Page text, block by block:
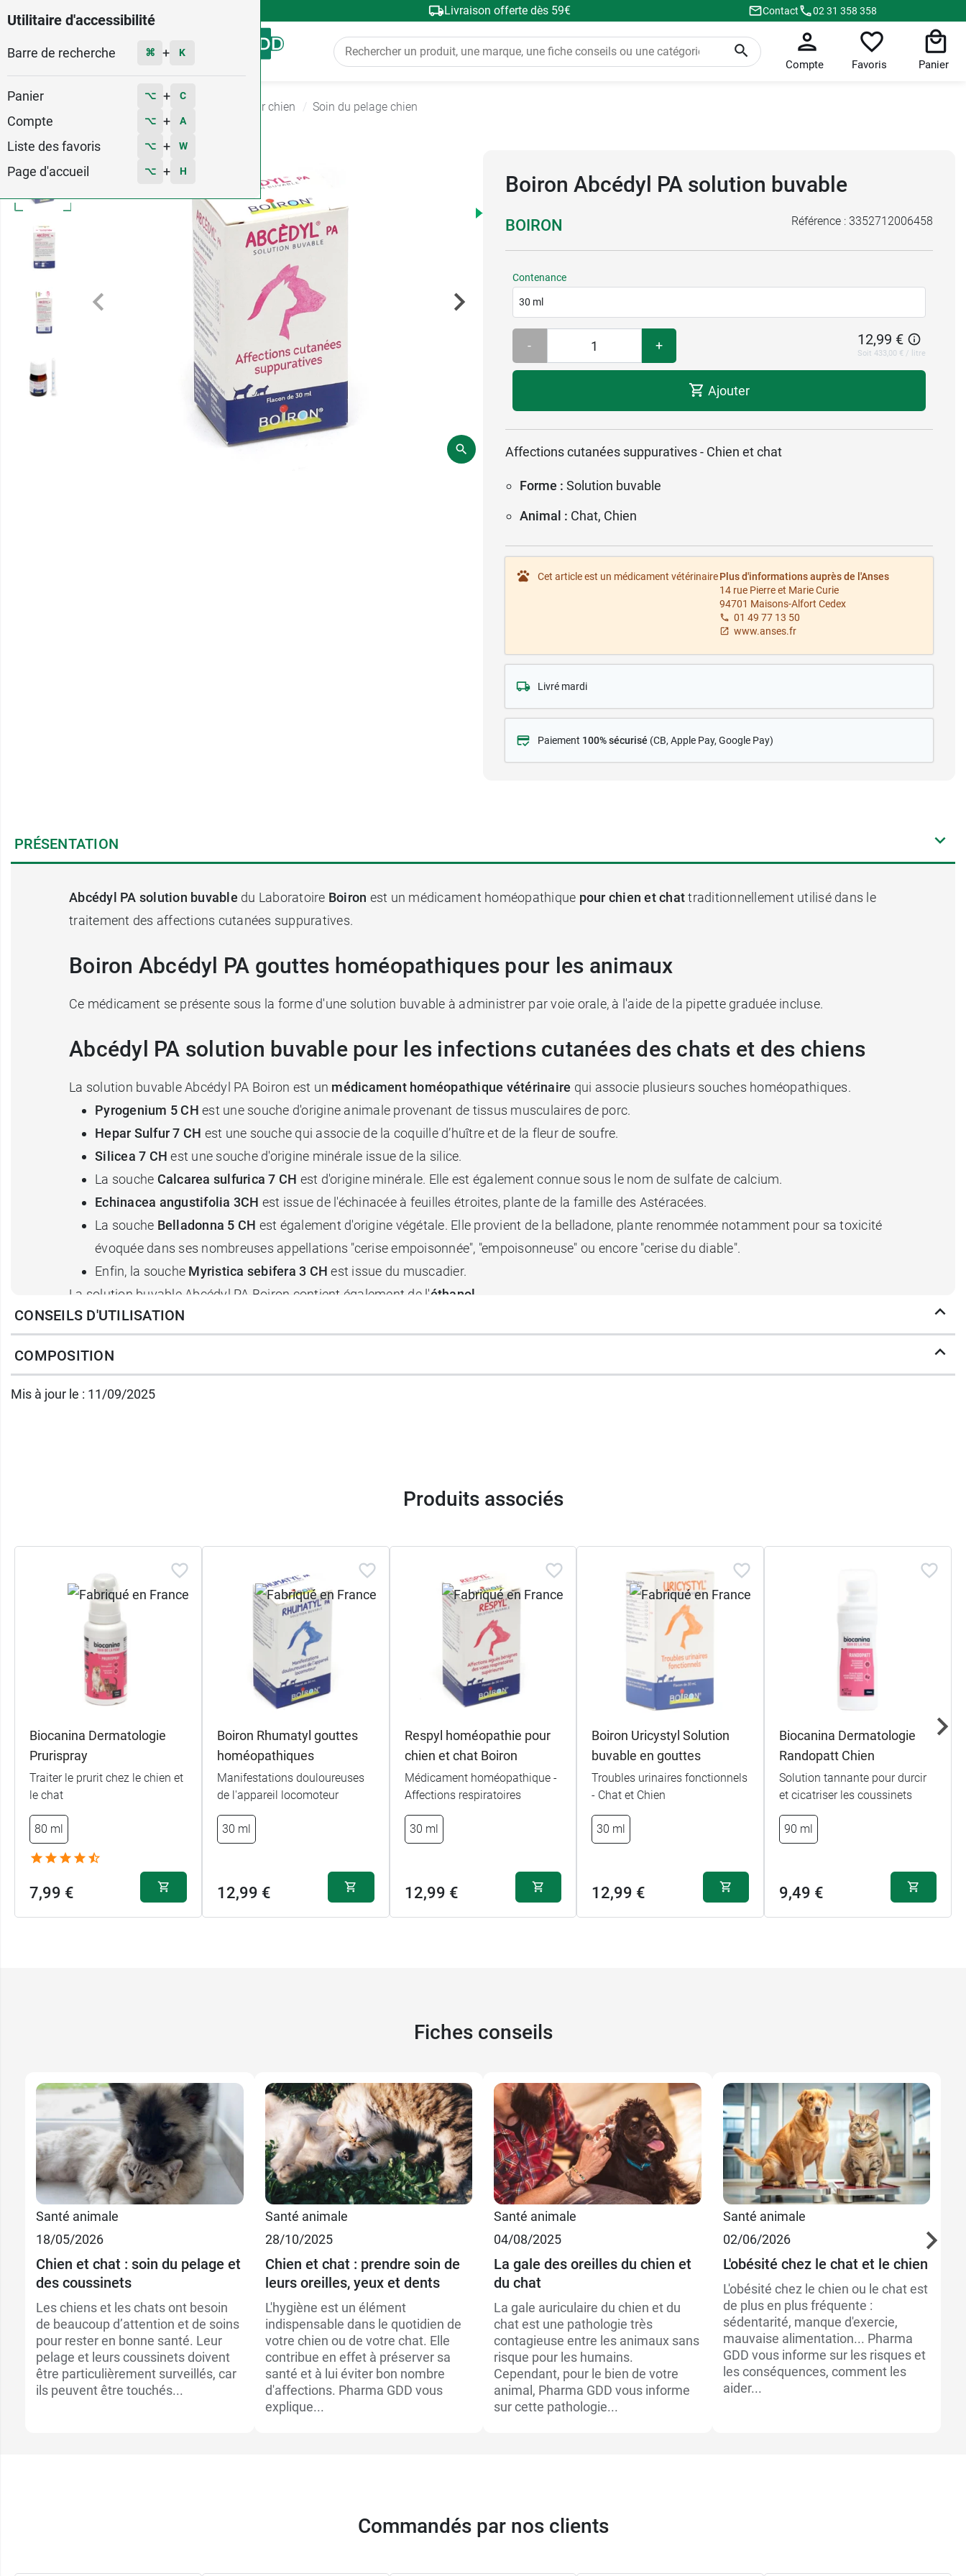
Utilitaire d'accessibilité
Barre de recherche ⌘ + K
Panier ⌥ + C
Compte ⌥ + A
Liste des favoris ⌥ + W
Page d'accueil ⌥ + H
Livraison offerte dès 59€ Contact 02 31 358 358
Menu
Compte Favoris Panier
Produits vétérinaires pour chien Soin du pelage chien
Boiron Abcédyl PA solution buvable
BOIRON Référence : 3352712006458
Contenance
30 ml
- + 12,99 €
Soit 433,00 € / litre
Ajouter
Affections cutanées suppuratives - Chien et chat
Forme : Solution buvable
Animal : Chat, Chien
Cet article est un médicament vétérinairePlus d'informations auprès de l'Anses
14 rue Pierre et Marie Curie
94701 Maisons-Alfort Cedex
01 49 77 13 50
www.anses.fr
Livré mardi
Paiement 100% sécurisé (CB, Apple Pay, Google Pay)
PRÉSENTATION
Abcédyl PA solution buvable du Laboratoire Boiron est un médicament homéopathique pour chien et chattraditionnellement utilisé dans le
traitement des affections cutanées suppuratives.
Boiron Abcédyl PA gouttes homéopathiques pour les animaux
Ce médicament se présente sous la forme d'une solution buvable à administrer par voie orale, à l'aide de la pipette graduée incluse.
Abcédyl PA solution buvable pour les infections cutanées des chats et des chiens
La solution buvable Abcédyl PA Boiron est un médicament homéopathique vétérinaire qui associe plusieurs souches homéopathiques.
Pyrogenium 5 CH est une souche d'origine animale provenant de tissus musculaires de porc.
Hepar Sulfur 7 CH est une souche qui associe de la coquille d’huître et de la fleur de soufre.
Silicea 7 CH est une souche d'origine minérale issue de la silice.
La souche Calcarea sulfurica 7 CH est d'origine minérale. Elle est également connue sous le nom de sulfate de calcium.
Echinacea angustifolia 3CH est issue de l'échinacée à feuilles étroites, plante de la famille des Astéracées.
La souche Belladonna 5 CH est également d'origine végétale. Elle provient de la belladone, plante renommée notamment pour sa toxicité
évoquée dans ses nombreuses appellations "cerise empoisonnée", "empoisonneuse" ou encore "cerise du diable".
Enfin, la souche Myristica sebifera 3 CH est issue du muscadier.
La solution buvable Abcédyl PA Boiron contient également de l'éthanol
Le Laboratoire Boiron est spécialisé dans l'homéopathie. Il propose d'ailleurs plusieurs médicaments homéopathiques à usage vétérinaire,
comme la
votre pharmacien ou à votre vétérinaire afin d'en déterminer l'indication et la posologie adaptée.
CONSEILS D'UTILISATION
COMPOSITION
Mis à jour le : 11/09/2025
Produits associés
Biocanina Dermatologie
Prurispray
Traiter le prurit chez le chien et
le chat
80 ml
7,99 €
Boiron Rhumatyl gouttes
homéopathiques
Manifestations douloureuses
de l'appareil locomoteur
30 ml
12,99 €
Respyl homéopathie pour
chien et chat Boiron
Médicament homéopathique -
Affections respiratoires
30 ml
12,99 €
Boiron Uricystyl Solution
buvable en gouttes
Troubles urinaires fonctionnels
- Chat et Chien
30 ml
12,99 €
Biocanina Dermatologie
Randopatt Chien
Solution tannante pour durcir
et cicatriser les coussinets
90 ml
9,49 €
Fiches conseils
Santé animale
18/05/2026
Chien et chat : soin du pelage et
des coussinets
Les chiens et les chats ont besoin
de beaucoup d’attention et de soins
pour rester en bonne santé. Leur
pelage et leurs coussinets doivent
être particulièrement surveillés, car
ils peuvent être touchés...
Santé animale
28/10/2025
Chien et chat : prendre soin de
leurs oreilles, yeux et dents
L'hygiène est un élément
indispensable dans le quotidien de
votre chien ou de votre chat. Elle
contribue en effet à préserver sa
santé et à lui éviter bon nombre
d'affections. Pharma GDD vous
explique...
Santé animale
04/08/2025
La gale des oreilles du chien et
du chat
La gale auriculaire du chien et du
chat est une pathologie très
contagieuse entre les animaux sans
risque pour les humains.
Cependant, pour le bien de votre
animal, Pharma GDD vous informe
sur cette pathologie...
Santé animale
02/06/2026
L'obésité chez le chat et le chien
L'obésité chez le chien ou le chat est
de plus en plus fréquente :
sédentarité, manque d'exercie,
mauvaise alimentation... Pharma
GDD vous informe sur les risques et
les conséquences, comment les
aider...
Commandés par nos clients